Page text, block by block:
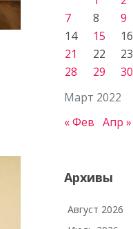
Март 2022
7
8 9
14
15 16
21
22 23
28
29 30
« Фев Апр »
Архивы
Август 2026